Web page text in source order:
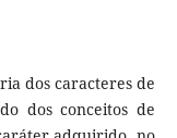
dos caracteres de
dos conceitos de